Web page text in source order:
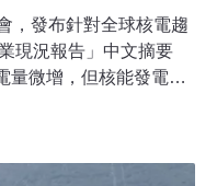
，發布針對全球核電趨
現況報告」中文摘要
量微增，但核能發電量
。對比太陽能投資額高
興建核電國家減少台灣